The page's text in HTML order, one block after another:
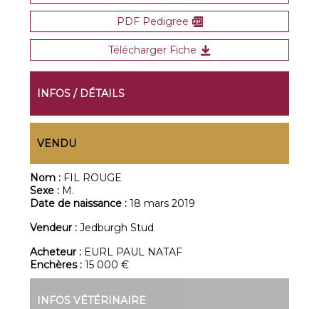
PDF Pedigree
Télécharger Fiche
INFOS / DÉTAILS
VENDU
Nom : FIL ROUGE
Sexe : M.
Date de naissance :18 mars 2019
Vendeur :Jedburgh Stud
Acheteur : EURL PAUL NATAF
Enchères :15 000 €
INFOS VÉTÉRINAIRE